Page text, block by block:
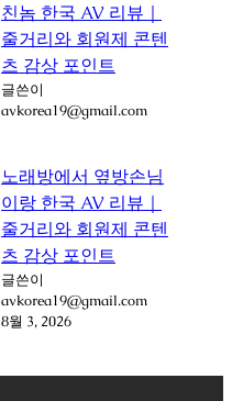
친놈 한국 AV 리뷰｜
줄거리와 회원제 콘텐
츠 감상 포인트
글쓴이
avkorea19@gmail.com
노래방에서 옆방손님
이랑 한국 AV 리뷰｜
줄거리와 회원제 콘텐
츠 감상 포인트
글쓴이
avkorea19@gmail.com
8월 3, 2026